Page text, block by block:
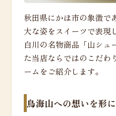
秋田県にかほ市の象徴で
大な姿をスイーツで表現
白川の名物商品「山シュ
た当店ならではのこだわ
ームをご紹介します。
鳥海山への想いを形に